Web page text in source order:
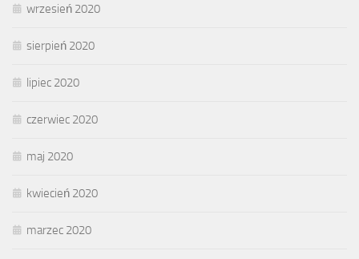
wrzesień 2020
sierpień 2020
lipiec 2020
czerwiec 2020
maj 2020
kwiecień 2020
marzec 2020